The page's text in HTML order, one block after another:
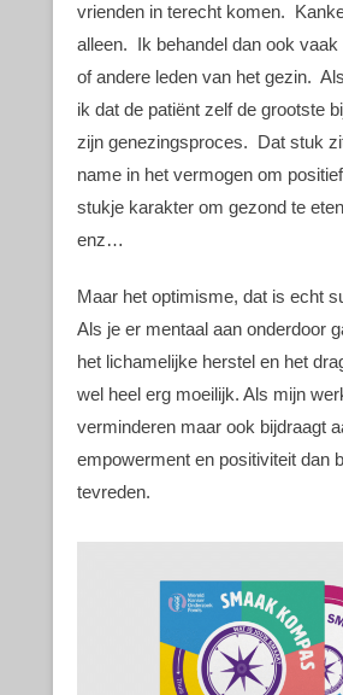
vrienden in terecht komen.
alleen. Ik behandel dan ook vaak
of andere leden van het gezin.
ik dat de patiënt zelf de grootste
zijn genezingsproces. Dat stuk
name in het vermogen om
stukje karakter om gezond te
enz…
Maar het optimisme, dat is echt
Als je er mentaal aan onderdoor
het lichamelijke herstel en het
wel heel erg moeilijk. Als mijn
verminderen maar ook bijdraagt
empowerment en positiviteit dan
tevreden.